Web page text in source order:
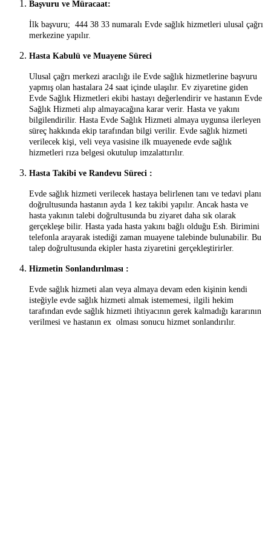
Başvuru ve Müracaat:
İlk başvuru; 444 38 33 numaralı Evde sağlık hizmetleri ulusal çağrı
merkezine yapılır.
Hasta Kabulü ve Muayene Süreci
Ulusal çağrı merkezi aracılığı ile Evde sağlık hizmetlerine başvuru
yapmış olan hastalara 24 saat içinde ulaşılır. Ev ziyaretine giden
Evde Sağlık Hizmetleri ekibi hastayı değerlendirir ve hastanın Evde
Sağlık Hizmeti alıp almayacağına karar verir. Hasta ve yakını
bilgilendirilir. Hasta Evde Sağlık Hizmeti almaya uygunsa ilerleyen
süreç hakkında ekip tarafından bilgi verilir. Evde sağlık hizmeti
verilecek kişi, veli veya vasisine ilk muayenede evde sağlık
hizmetleri rıza belgesi okutulup imzalattırılır.
Hasta Takibi ve Randevu Süreci :
Evde sağlık hizmeti verilecek hastaya belirlenen tanı ve tedavi planı
doğrultusunda hastanın ayda 1 kez takibi yapılır. Ancak hasta ve
hasta yakının talebi doğrultusunda bu ziyaret daha sık olarak
gerçekleşe bilir. Hasta yada hasta yakını bağlı olduğu Esh. Birimini
telefonla arayarak istediği zaman muayene talebinde bulunabilir. Bu
talep doğrultusunda ekipler hasta ziyaretini gerçekleştirirler.
Hizmetin Sonlandırılması :
Evde sağlık hizmeti alan veya almaya devam eden kişinin kendi
isteğiyle evde sağlık hizmeti almak istememesi, ilgili hekim
tarafından evde sağlık hizmeti ihtiyacının gerek kalmadığı kararının
verilmesi ve hastanın ex olması sonucu hizmet sonlandırılır.